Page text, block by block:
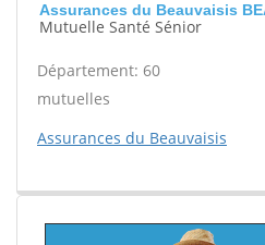
Assurances du Beauvaisis
Mutuelle Santé Sénior
Département: 60
mutuelles
Assurances du Beauvaisis